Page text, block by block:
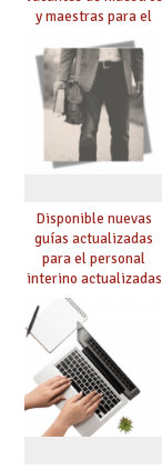
y maestras para el
curso 26-27
Disponible nuevas
guías actualizadas
para el personal
interino actualizadas
para el curso 26/27